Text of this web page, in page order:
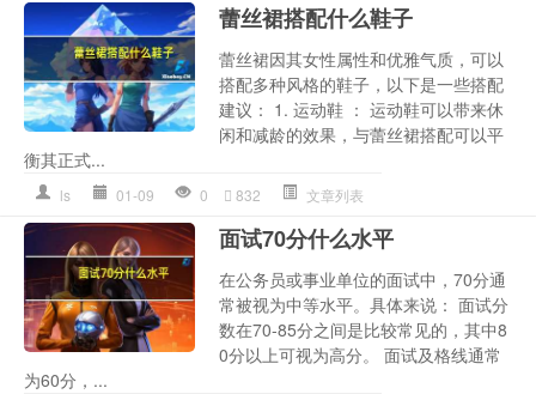
蕾丝裙搭配什么鞋子
蕾丝裙因其女性属性和优雅气质，可以
搭配多种风格的鞋子，以下是一些搭配
建议： 1. 运动鞋 ： 运动鞋可以带来休
闲和减龄的效果，与蕾丝裙搭配可以平
衡其正式...
ls 01-09 0 832 文章列表
面试70分什么水平
在公务员或事业单位的面试中，70分通
常被视为中等水平。具体来说： 面试分
数在70-85分之间是比较常见的，其中8
0分以上可视为高分。 面试及格线通常
为60分，...